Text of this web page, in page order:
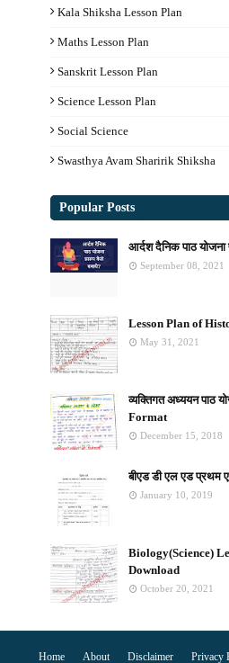
Kala Shiksha Lesson Plan
Maths Lesson Plan
Sanskrit Lesson Plan
Science Lesson Plan
Social Science
Swasthya Avam Sharirik Shiksha
Popular Posts
आर्दश दैनिक पाठ
September 08, 2021
Lesson Plan of
May 31, 2021
व्यक्तिगत अध्ययन पाठ
Format
December 15, 2018
बीएड डी एल एड प्रथम
January 10, 2019
Biology(Science)
Download
October 20, 2021
Home About Disclaimer Privacy